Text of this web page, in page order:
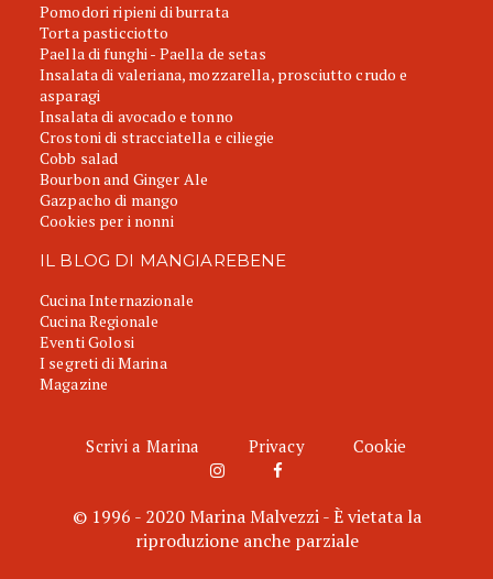
Pomodori ripieni di burrata
Torta pasticciotto
Paella di funghi - Paella de setas
Insalata di valeriana, mozzarella, prosciutto crudo e
asparagi
Insalata di avocado e tonno
Crostoni di stracciatella e ciliegie
Cobb salad
Bourbon and Ginger Ale
Gazpacho di mango
Cookies per i nonni
IL BLOG DI MANGIAREBENE
Cucina Internazionale
Cucina Regionale
Eventi Golosi
I segreti di Marina
Magazine
Scrivi a Marina Privacy Cookie
© 1996 - 2020 Marina Malvezzi - È vietata la
riproduzione anche parziale